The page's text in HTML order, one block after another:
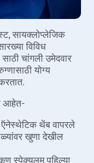
सायक्लोप्लेजिक
विविध
चांगली उमेदवार
योग्य
आहेत-
ऍनेस्थेटिक थेंब वापरले
खुणा देखील
स्पेक्युलम पहिल्या